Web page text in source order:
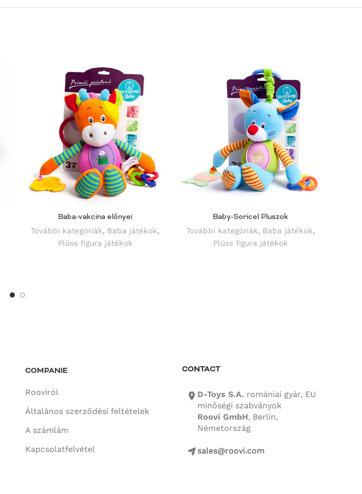
Baba-vakcina előnyei
További kategóriák, Baba játékok,
Plüss figura játékok
Baby-Soricel Pluszok
További kategóriák, Baba játékok,
Plüss figura játékok
COMPANIE
Rooviról
Általános szerződési feltételek
A számlám
Kapcsolatfelvétel
CONTACT
location-icon D-Toys S.A. romániai gyár, EU
minőségi szabványok
Roovi GmbH, Berlin,
Németország
mail-icon sales@roovi.com